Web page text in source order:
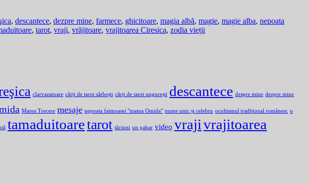
, descantece, dezpre mine, farmece, ghicitoare, magia albă, magie, magie alba, nepoata
, tarot, vraji, vrăjitoare, vrajitoarea Ciresica, zodia vieții
clarvazatoare cărți de tarot sârbești cărți de tarot ungurești descantece despre mine dezpre mine
Marea Trecere mesaje nepoata faimoasei "mama Omida" nume unic și celebru ocultismul tradițional românesc o
tamaduitoaretarot tăciuni un pahar video vrajivrajitoarea